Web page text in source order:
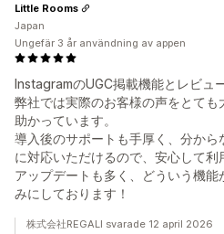
InstagramのUGC掲載機能とレビュ
弊社では実際のお客様の声をとても
助かっています。
導入後のサポートも手厚く、分か
に対応いただけるので、安心して利
アップデートも多く、どういう機
みにしております！
Little Rooms
Japan
Ungefär 3 år användning av appen
株式会社REGALI svarade 12 april 2026